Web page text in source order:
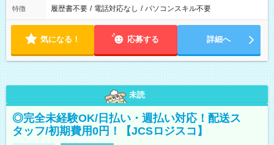
特徴 履歴書不要 / 電話対応なし / パソコンスキル不要
気になる！ 応募する 詳細へ
未読
◎完全未経験OK/日払い・週払い対応！配送ス
タッフ/初期費用0円！【JCSロジスコ】